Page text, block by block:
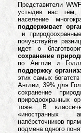
Представители
устыдив нас тем,
население
поддерживает
и
почувствуйте
идет о
сохранение
по Англии и
поддержку
этих самых
Англии, 39% для
сохранение
природоохранных
тоже. В
«иностранных
напёрсточников
подмена одного